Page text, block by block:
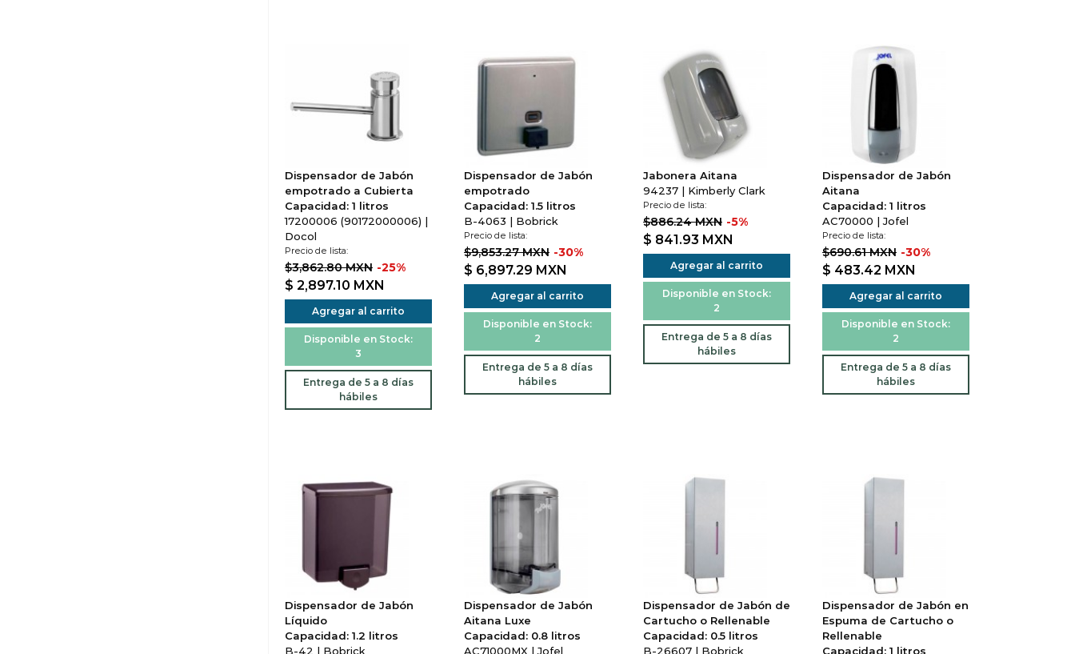
Dispensador de Jabón
empotrado a Cubierta
Capacidad: 1 litros
17200006 (90172000006) |
Docol
Precio de lista:
$3,862.80 MXN -25%
$ 2,897.10 MXN
Agregar al carrito
Disponible en Stock:
3
Entrega de 5 a 8 días
hábiles
Dispensador de Jabón
empotrado
Capacidad: 1.5 litros
B-4063 | Bobrick
Precio de lista:
$9,853.27 MXN -30%
$ 6,897.29 MXN
Agregar al carrito
Disponible en Stock:
2
Entrega de 5 a 8 días
hábiles
Jabonera Aitana
94237 | Kimberly Clark
Precio de lista:
$886.24 MXN -5%
$ 841.93 MXN
Agregar al carrito
Disponible en Stock:
2
Entrega de 5 a 8 días
hábiles
Dispensador de Jabón
Aitana
Capacidad: 1 litros
AC70000 | Jofel
Precio de lista:
$690.61 MXN -30%
$ 483.42 MXN
Agregar al carrito
Disponible en Stock:
2
Entrega de 5 a 8 días
hábiles
Dispensador de Jabón
Líquido
Capacidad: 1.2 litros
B-42 | Bobrick
Dispensador de Jabón
Aitana Luxe
Capacidad: 0.8 litros
AC71000MX | Jofel
Dispensador de Jabón de
Cartucho o Rellenable
Capacidad: 0.5 litros
B-26607 | Bobrick
Dispensador de Jabón en
Espuma de Cartucho o
Rellenable
Capacidad: 1 litros